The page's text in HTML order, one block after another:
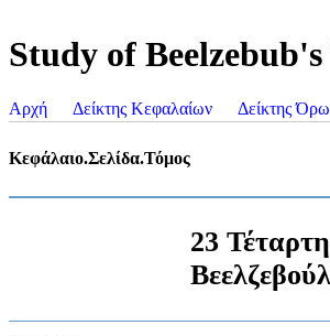
Study of Beelzebub's
Αρχή Δείκτης Κεφαλαίων Δείκτης
Κεφάλαιο.Σελίδα.Τόμος
23